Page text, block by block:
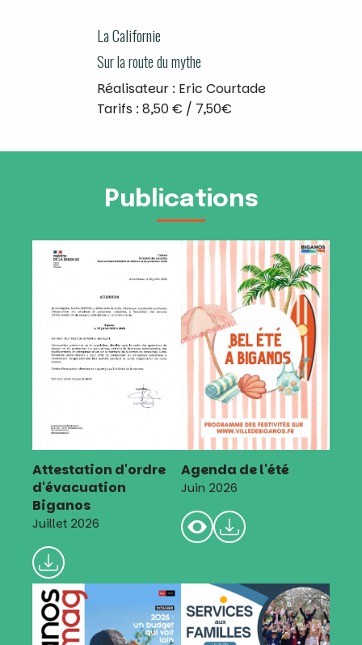
La Californie
Sur la route du mythe
Réalisateur : Eric Courtade
Tarifs : 8,50 € / 7,50€
Publications
Attestation d'ordre
d'évacuation
Biganos
Juillet 2026
Agenda de l'été
Juin 2026